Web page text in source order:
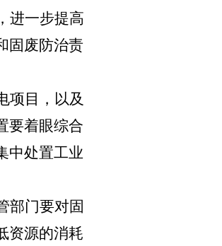
进一步提高
固废防治责
项目，以及
要着眼综合
中处置工业
部门要对固
资源的消耗